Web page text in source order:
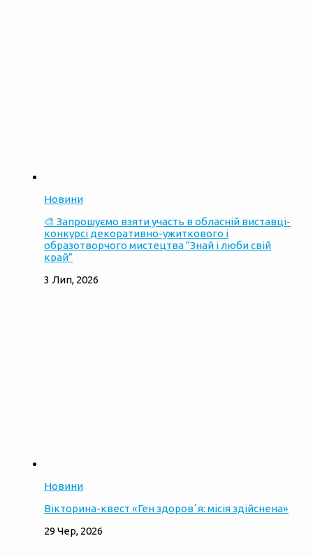
Новини
🎨 Запрошуємо взяти участь в обласній виставці-
конкурсі декоративно-ужиткового і
образотворчого мистецтва “Знай і люби свій
край”
3 Лип, 2026
Новини
Вікторина-квест «Ген здоровʼя: місія здійснена»
29 Чер, 2026